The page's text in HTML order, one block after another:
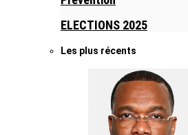
ELECTIONS 2025
Les plus récents